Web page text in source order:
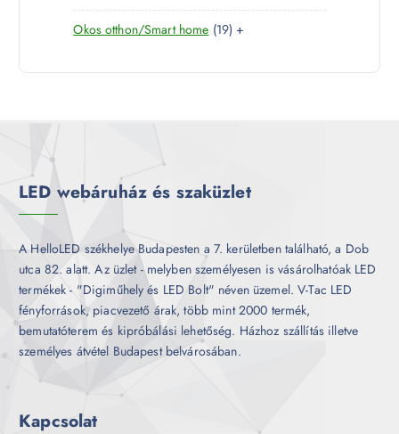
k
m
e
r
é
7
t
r
Okos otthon/Smart home 191
t
+
LED webáruház és szaküzlet
A HelloLED székhelye Budapesten a 7. kerületben található, a Dob
utca 82. alatt. Az üzlet - melyben személyesen is vásárolhatóak LED
termékek - "Digiműhely és LED Bolt" néven üzemel. V-Tac LED
fényforrások, piacvezető árak, több mint 2000 termék,
bemutatóterem és kipróbálási lehetőség. Házhoz szállítás illetve
személyes átvétel Budapest belvárosában.
Kapcsolat